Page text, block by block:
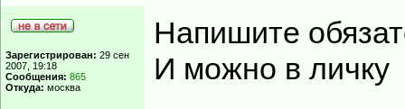
Зарегистрирован: 29 сен
2007, 19:18
Сообщения: 865
Откуда: москва
Напишите
И можно в личку